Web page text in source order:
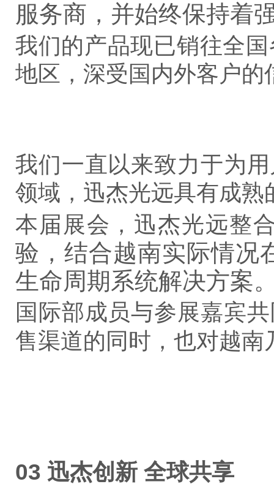
服务商，并始终保持着
我们的产品现已销往全国
地区，深受国内外客户的
我们一直以来致力于为
领域，迅杰光远具有成
本届展会，迅杰光远整
验，结合越南实际情况
生命周期系统解决方案
国际部成员与参展嘉宾
售渠道的同时，也对越南
03 迅杰创新 全球共享